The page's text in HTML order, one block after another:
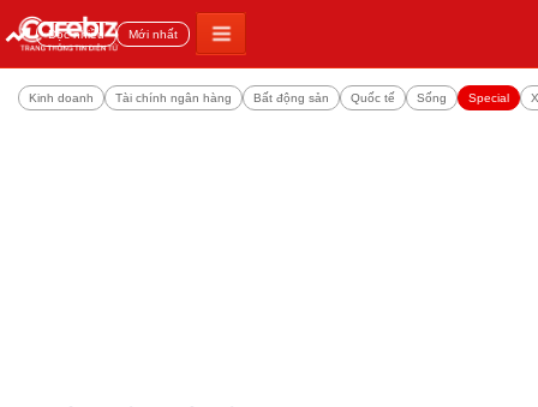
Đọc nhiều Mới nhất
Kinh doanh Tài chính ngân hàng Bất động sản Quốc tế Sống Special